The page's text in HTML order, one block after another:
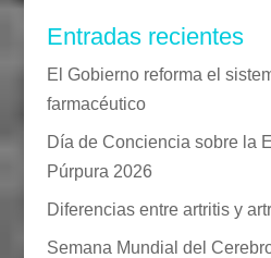
Entradas recientes
El Gobierno reforma el
farmacéutico
Día de Conciencia sobre la
Púrpura 2026
Diferencias entre artritis y
Semana Mundial del